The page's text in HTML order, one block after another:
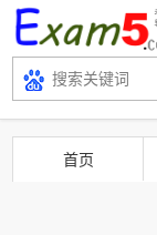
首页